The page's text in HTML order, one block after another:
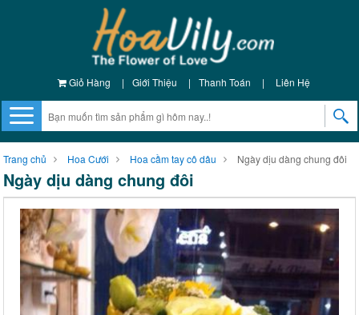
Giỏ Hàng | Giới Thiệu | Thanh Toán | Liên Hệ
Trang chủ Hoa Cưới Hoa cầm tay cô dâu Ngày dịu dàng chung đôi
Ngày dịu dàng chung đôi